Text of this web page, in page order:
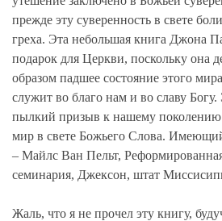
прежде эту суверенность в свете
греха. Эта небольшая книга Джона
подарок для Церкви, поскольку она
образом падшее состояние этого
служит во благо нам и во славу
пылкий призыв к нашему поколению
мир в свете Божьего Слова.
– Майлс Ван Пельт,
семинария, Джексон, штат
Жаль, что я не прочел эту книгу,